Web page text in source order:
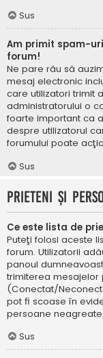
Sus
Am primit spam-
forum!
Ne pare rău să
mesaj electronic
care utilizatori trimit
administratorului o
foarte important ca
despre utilizatorul
forumului poate
Sus
Prieteni şi
Ce este lista de
Puteţi folosi aceste
forum. Utilizatorii
panoul
trimiterea mesajelor
(Conectat/
pot fi scoase în
persoane
Sus